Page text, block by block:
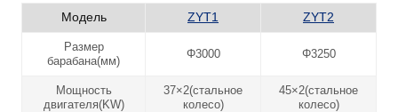
Модель ZYT1 ZYT2
Размер
барабана(мм)
Φ3000 Φ3250
Мощность
двигателя(KW)
37×2(стальное
колесо)
45×2(стальное
колесо)